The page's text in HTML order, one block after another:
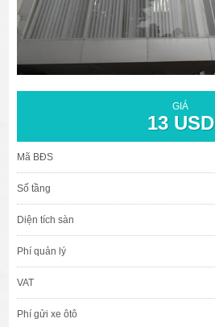
GIÁ
13 USD
Mã BĐS
Số tầng
Diện tích sàn
Phí quản lý
VAT
Phí gửi xe ôtô
văn phòng cho thuê quận 3
văn phòng quận 3